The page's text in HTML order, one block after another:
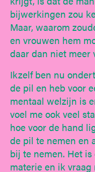
bijwerkingen zou
Maar, waarom
en vrouwen hem
daar dan niet meer
Ikzelf ben nu
de pil en heb voor
mentaal welzijn is
voel me ook veel
hoe voor de hand
de pil te nemen en
bij te nemen. Het
materie en ik